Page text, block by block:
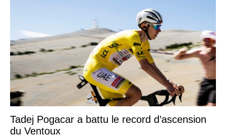
Tadej Pogacar a battu le record d’ascension
du Ventoux